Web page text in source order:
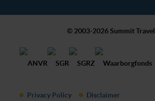
© 2003-2026 Summit Travel
Privacy Policy Disclaimer